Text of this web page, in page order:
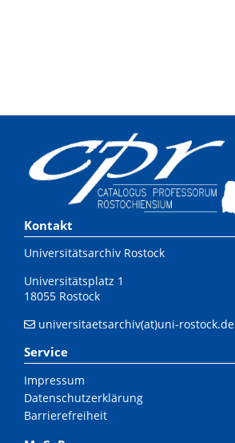
Kontakt
Universitätsarchiv Rostock
Universitätsplatz 1
18055 Rostock
universitaetsarchiv(at)uni-rostock.de
Service
Impressum
Datenschutzerklärung
Barrierefreiheit